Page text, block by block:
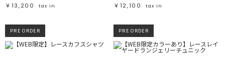
￥13,200
tax in
￥12,100
tax in
PRE ORDER PRE ORDER